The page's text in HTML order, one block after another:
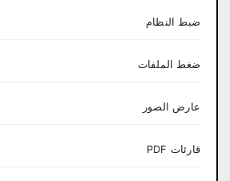
ضبط النظام
ضغط الملفات
عارض الصور
قارئات PDF